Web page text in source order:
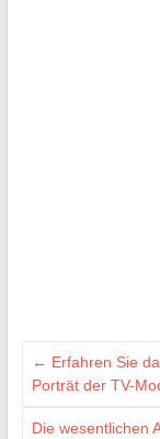
← Erfahren Sie
Porträt der TV-
Die wesentlichen